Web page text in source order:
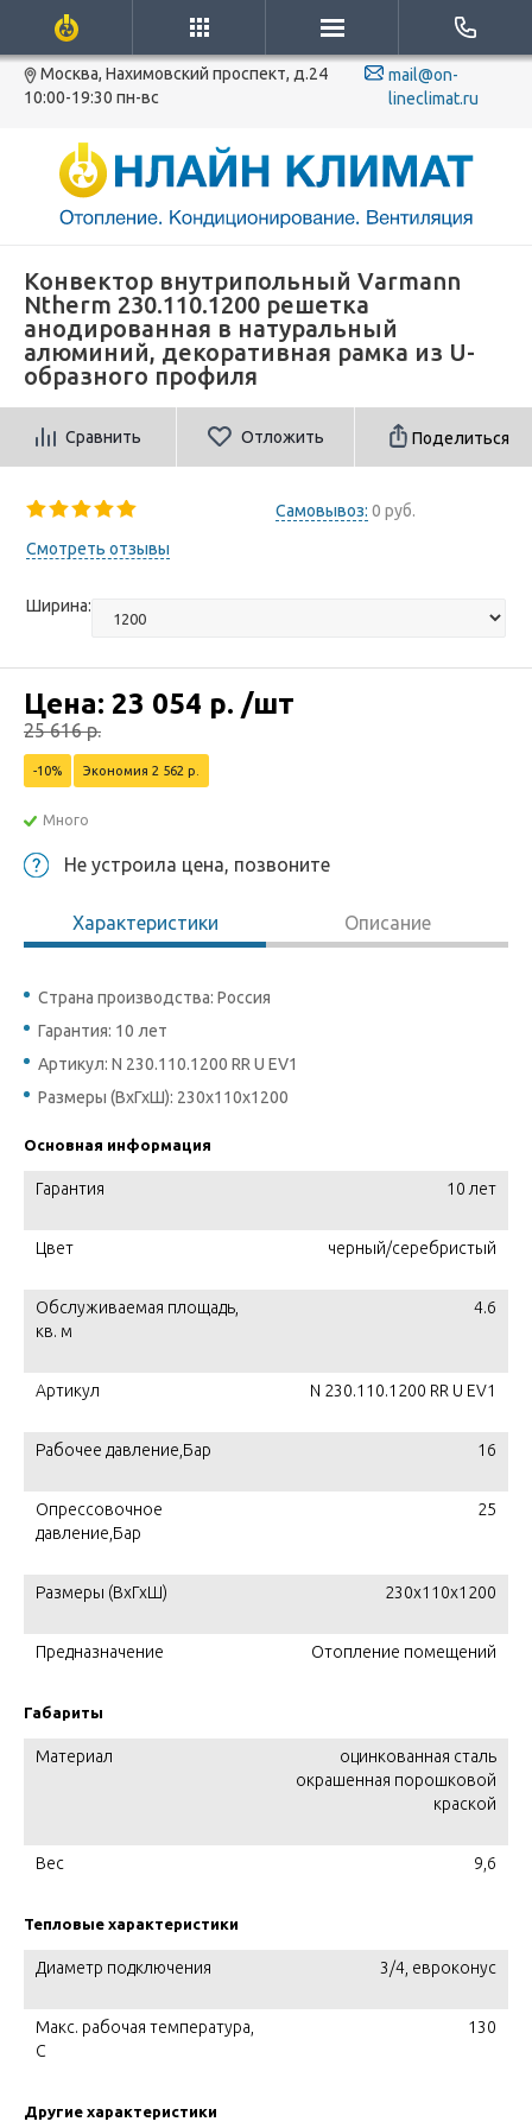
Москва, Нахимовский проспект, д.24
10:00-19:30 пн-вс
mail@on-
lineclimat.ru
Конвектор внутрипольный Varmann
Ntherm 230.110.1200 решетка
анодированная в натуральный
алюминий, декоративная рамка из U-
образного профиля
Сравнить Отложить Поделиться
Самовывоз: 0 руб.
Смотреть отзывы
Ширина:
Цена: 23 054 р. /шт
25 616р.
-10% Экономия 2 562 р.
Много
Не устроила цена, позвоните
Характеристики Описание
Страна производства: Россия
Гарантия: 10 лет
Артикул: N 230.110.1200 RR U EV1
Размеры (ВхГхШ): 230х110х1200
Основная информация
Гарантия 10 лет
Цвет черный/серебристый
Обслуживаемая площадь,
кв. м
4.6
Артикул N 230.110.1200 RR U EV1
Рабочее давление,Бар 16
Опрессовочное
давление,Бар
25
Размеры (ВхГхШ) 230х110х1200
Предназначение Отопление помещений
Габариты
Материал
оцинкованная сталь
окрашенная порошковой
краской
Вес 9,6
Тепловые характеристики
Диаметр подключения 3/4, евроконус
Макс. рабочая температура,
C
130
Другие характеристики